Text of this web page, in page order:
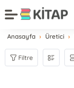
Anasayfa Üretici
Filtre